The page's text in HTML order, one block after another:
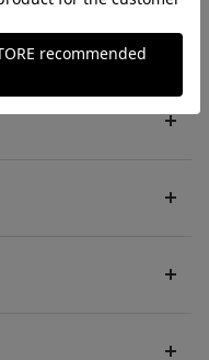
ご注意
る＞
けないお支払方法がござ
きます。
X)・一部マタニティ商品
ル商品は返送料無料の対